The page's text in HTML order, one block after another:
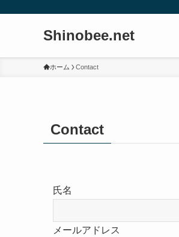
Shinobee.net
ホーム Contact
Contact
氏名
メールアドレス